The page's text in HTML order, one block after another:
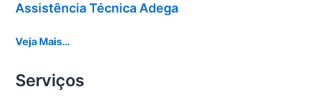
Assistência Técnica Adega
Veja Mais…
Serviços